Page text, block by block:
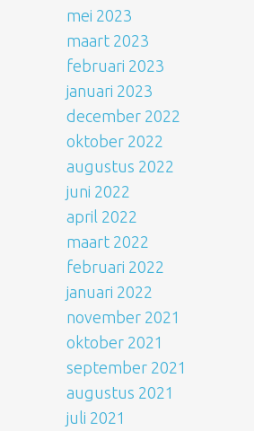
mei 2023
maart 2023
februari 2023
januari 2023
december 2022
oktober 2022
augustus 2022
juni 2022
april 2022
maart 2022
februari 2022
januari 2022
november 2021
oktober 2021
september 2021
augustus 2021
juli 2021